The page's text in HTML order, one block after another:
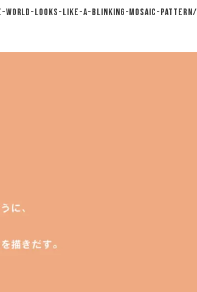
world-looks-like-a-blinking-mosaic-pattern/